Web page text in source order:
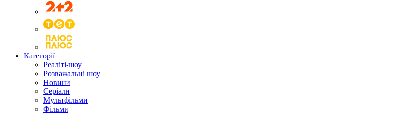
Категорії
Реаліті-шоу
Розважальні шоу
Новини
Серіали
Мультфільми
Фільми